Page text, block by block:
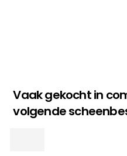
Vaak gekocht in
volgende